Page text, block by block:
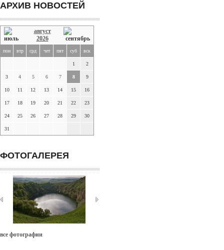
АРХИВ НОВОСТЕЙ
август
2026
пон втр срд чет пят суб вск
1 2
3 4 5 6 7 8 9
10 11 12 13 14 15 16
17 18 19 20 21 22 23
24 25 26 27 28 29 30
31
ФОТОГАЛЕРЕЯ
все фотографии